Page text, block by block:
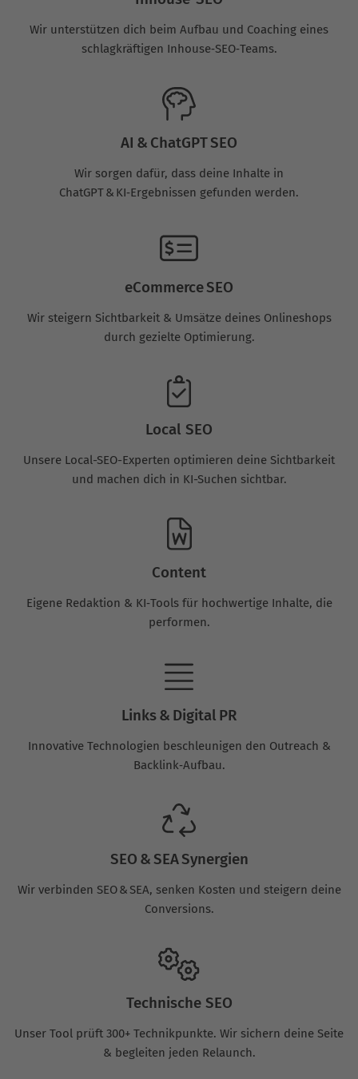
Wir unterstützen dich beim Aufbau und Coaching eines
schlagkräftigen Inhouse‑SEO‑Teams.
AI & ChatGPT SEO
Wir sorgen dafür, dass deine Inhalte in
ChatGPT & KI‑Ergebnissen gefunden werden.
eCommerce SEO
Wir steigern Sichtbarkeit & Umsätze deines Onlineshops
durch gezielte Optimierung.
Local SEO
Unsere Local-SEO-Experten optimieren deine Sichtbarkeit
und machen dich in KI-Suchen sichtbar.
Content
Eigene Redaktion & KI‑Tools für hochwertige Inhalte, die
performen.
Links & Digital PR
Innovative Technologien beschleunigen den Outreach &
Backlink‑Aufbau.
SEO & SEA Synergien
Wir verbinden SEO & SEA, senken Kosten und steigern deine
Conversions.
Technische SEO
Unser Tool prüft 300+ Technikpunkte. Wir sichern deine Seite
& begleiten jeden Relaunch.